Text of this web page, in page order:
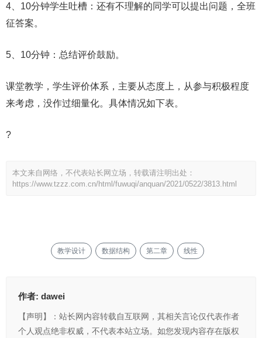
4、10分钟学生吐槽：还有不理解的同学可以提出问题，全班
征答案。
5、10分钟：总结评价鼓励。
课堂教学，学生评价体系，主要从态度上，从参与积极程度
来考虑，没作过细量化。具体情况如下表。
?
本文来自网络，不代表站长网立场，转载请注明出处：
https://www.tzzz.com.cn/html/fuwuqi/anquan/2021/0522/3813.html
教学设计 数据结构 第二章 线性
作者: dawei
【声明】：站长网内容转载自互联网，其相关言论仅代表作者
个人观点绝非权威，不代表本站立场。如您发现内容存在版权